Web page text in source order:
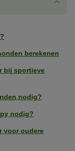
berekenen
bij sportieve
nodig?
nodig?
voor oudere